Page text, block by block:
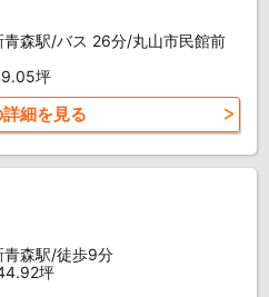
青森駅/バス 26分/丸山市民館前
坪
細を見る
青森駅/徒歩9分
坪